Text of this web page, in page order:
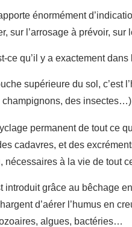
énormément
sur l’arrosage à prévoir,
ce qu’il y a exactement dans
supérieure du sol,
des
permanent de tout ce
cadavres, et des
, nécessaires à la vie de tout
introduit grâce au bêchage
d’aérer l’humus en
algues, bactéries…